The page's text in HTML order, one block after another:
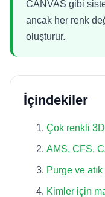
CANVAS gibi
ancak her renk
oluşturur.
İçindekiler
Çok renkli
AMS, CFS,
Purge ve
Kimler için